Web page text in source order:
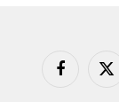
Facebook
X